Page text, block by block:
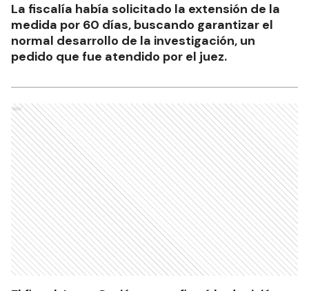
La fiscalía había solicitado la extensión de la
medida por 60 días, buscando garantizar el
normal desarrollo de la investigación, un
pedido que fue atendido por el juez.
Ads